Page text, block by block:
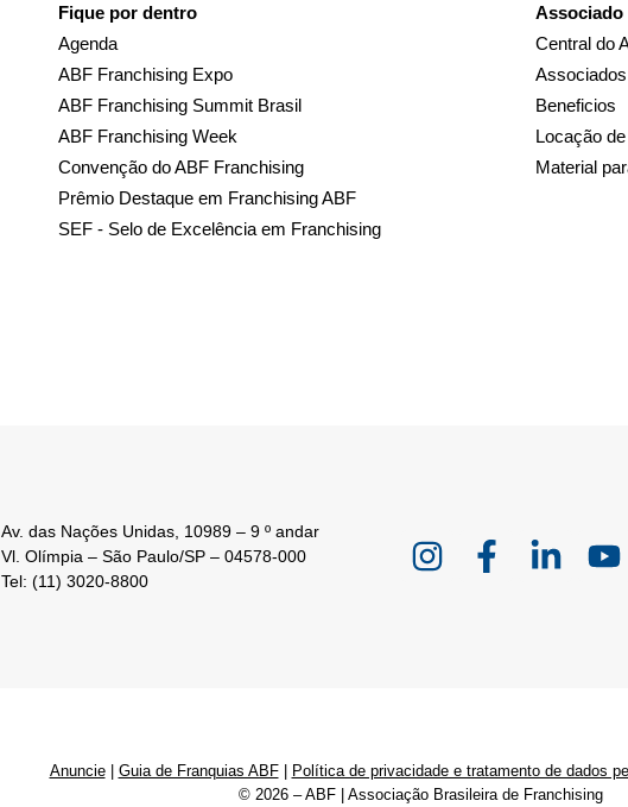
Fique por dentro
Agenda
ABF Franchising Expo
ABF Franchising Summit Brasil
ABF Franchising Week
Convenção do ABF Franchising
Prêmio Destaque em Franchising ABF
SEF - Selo de Excelência em Franchising
Associado
Central do
Associados
Beneficios
Locação
Material
Av. das Nações Unidas, 10989 – 9 º andar
Vl. Olímpia – São Paulo/SP – 04578-000
Tel: (11) 3020-8800
Anuncie| Guia de Franquias ABF| Política de privacidade e tratamento de dados
© 2026 – ABF | Associação Brasileira de Franchising